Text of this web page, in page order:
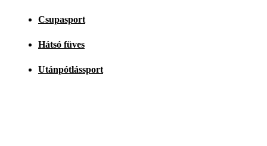
Csupasport
Hátsó füves
Utánpótlássport